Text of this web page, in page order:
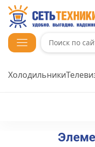
Холодильники